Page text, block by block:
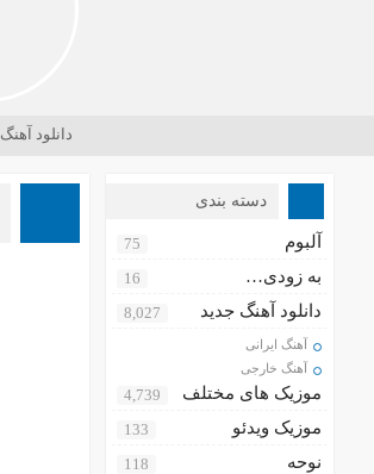
دسته بندی
آلبوم 75
به زودی… 16
دانلود آهنگ جدید 8,027
آهنگ ایرانی
آهنگ خارجی
موزیک های مختلف 4,739
موزیک ویدئو 133
نوحه 118